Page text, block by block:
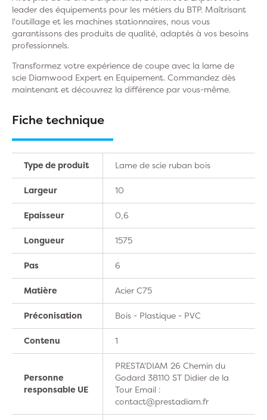
leader des équipements pour les métiers du BTP. Maîtrisant
l'outillage et les machines stationnaires, nous vous
garantissons des produits de qualité, adaptés à vos besoins
professionnels.
Transformez votre expérience de coupe avec la lame de
scie Diamwood Expert en Equipement. Commandez dès
maintenant et découvrez la différence par vous-même.
Fiche technique
Type de produit Lame de scie ruban bois
Largeur 10
Epaisseur 0,6
Longueur 1575
Pas 6
Matière Acier C75
Préconisation Bois - Plastique - PVC
Contenu 1
Personne
responsable UE
PRESTA'DIAM 26 Chemin du
Godard 38110 ST Didier de la
Tour Email :
contact@prestadiam.fr